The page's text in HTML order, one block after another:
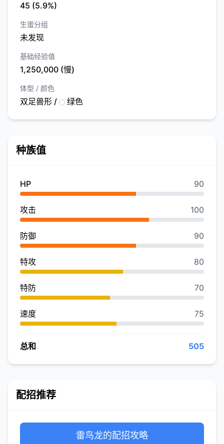
45 (5.9%)
生蛋分组
未发现
基础经验值
1,250,000 (慢)
体型 / 颜色
双足兽形 / 绿色
种族值
HP 90
攻击 100
防御 90
特攻 80
特防 70
速度 75
总和 505
配招推荐
雷鸟龙的配招攻略